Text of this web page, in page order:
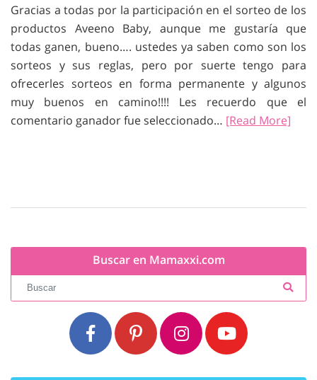
Gracias a todas por la participación en el sorteo de los
productos Aveeno Baby, aunque me gustaría que
todas ganen, bueno…. ustedes ya saben como son los
sorteos y sus reglas, pero por suerte tengo para
ofrecerles sorteos en forma permanente y algunos
muy buenos en camino!!!! Les recuerdo que el
comentario ganador fue seleccionado… [Read More]
Buscar en Mamaxxi.com